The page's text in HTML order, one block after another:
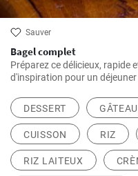
Sauver
Bagel complet
Préparez ce délicieux, rapide
d'inspiration pour un
DESSERT
CUISSON RIZ
RIZ LAITEUX